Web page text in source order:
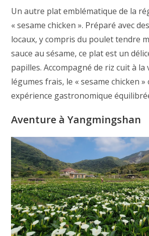
Un autre plat emblématique de la
« sesame chicken ». Préparé avec
locaux, y compris du poulet tendre
sauce au sésame, ce plat est un
papilles. Accompagné de riz cuit à la
légumes frais, le « sesame chicken
expérience gastronomique
Aventure à Yangmingshan